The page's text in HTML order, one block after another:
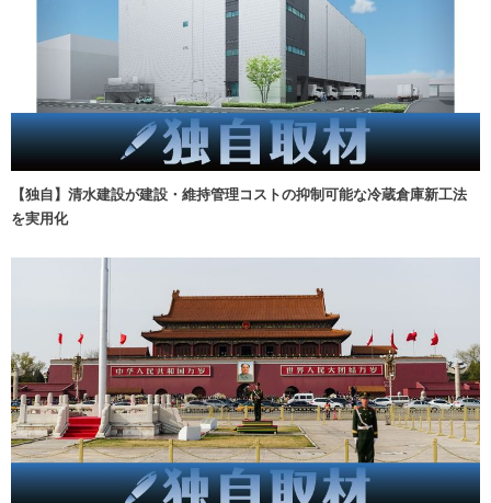
【独自】清水建設が建設・維持管理コストの抑制可能な冷蔵倉庫新工法
を実用化